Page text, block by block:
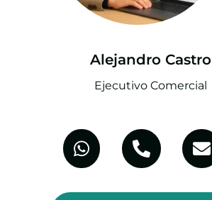
Alejandro Castro
Ejecutivo Comercial